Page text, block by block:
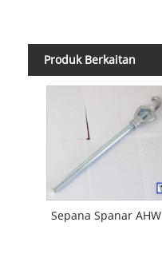
Produk Berkaitan
Sepana Spanar AHW